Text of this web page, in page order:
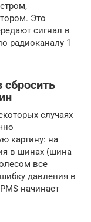
Это
сигнал в
радиоканалу 1
сбросить
случаях
картину: на
в шинах (шина
все
давления в
начинает